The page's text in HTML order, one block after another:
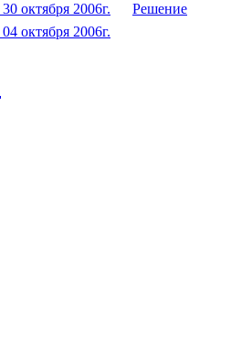
октября 2006г.
Решение
октября 2006г.